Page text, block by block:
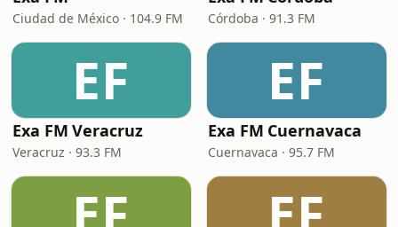
Ciudad de México · 104.9 FM Córdoba · 91.3 FM
EF
Exa FM Veracruz
Veracruz · 93.3 FM
EF
Exa FM Cuernavaca
Cuernavaca · 95.7 FM